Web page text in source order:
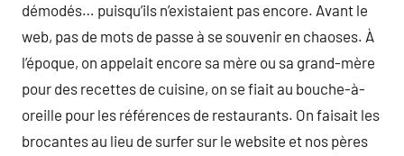
démodés… puisqu’ils n’existaient pas encore. Avant le
web, pas de mots de passe à se souvenir en chaoses. À
l’époque, on appelait encore sa mère ou sa grand-mère
pour des recettes de cuisine, on se fiait au bouche-à-
oreille pour les références de restaurants. On faisait les
brocantes au lieu de surfer sur le website et nos pères